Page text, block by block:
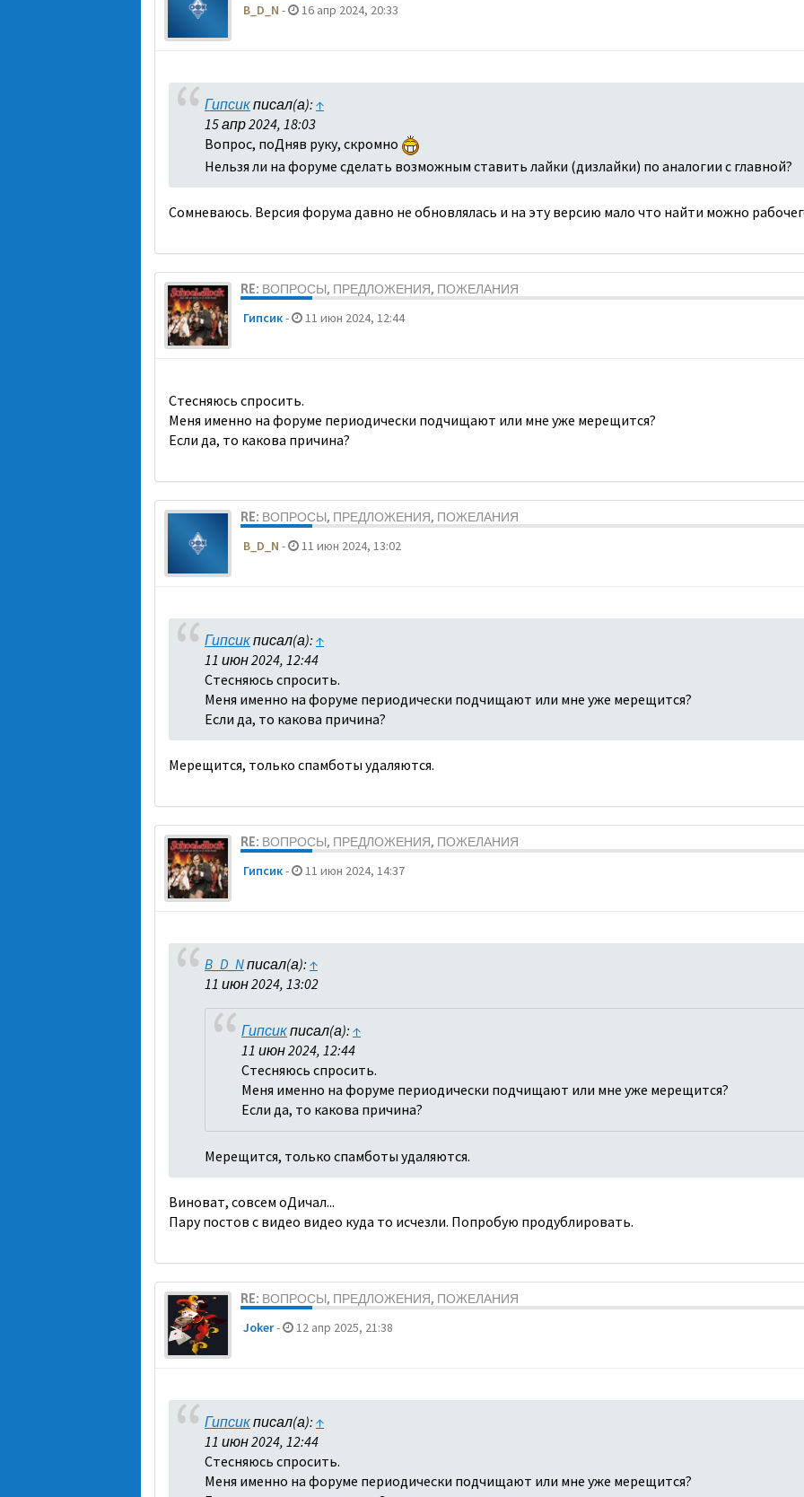
B_D_N - 16 апр 2024, 20:33
Гипсикписал(а): ↑
15 апр 2024, 18:03
Вопрос, поДняв руку, скромно
Нельзя ли на форуме сделать возможным ставить лайки (дизлайки) по аналогии с главной?
Сомневаюсь. Версия форума давно не обновлялась и на эту версию мало что найти можно
RE: ВОПРОСЫ, ПРЕДЛОЖЕНИЯ, ПОЖЕЛАНИЯ
Гипсик- 11 июн 2024, 12:44
Стесняюсь спросить.
Меня именно на форуме периодически подчищают или мне уже мерещится?
Если да, то какова причина?
RE: ВОПРОСЫ, ПРЕДЛОЖЕНИЯ, ПОЖЕЛАНИЯ
B_D_N - 11 июн 2024, 13:02
Гипсикписал(а): ↑
11 июн 2024, 12:44
Стесняюсь спросить.
Меня именно на форуме периодически подчищают или мне уже мерещится?
Если да, то какова причина?
Мерещится, только спамботы удаляются.
RE: ВОПРОСЫ, ПРЕДЛОЖЕНИЯ, ПОЖЕЛАНИЯ
Гипсик- 11 июн 2024, 14:37
B_D_Nписал(а): ↑
11 июн 2024, 13:02
Гипсикписал(а): ↑
11 июн 2024, 12:44
Стесняюсь спросить.
Меня именно на форуме периодически подчищают или мне уже мерещится?
Если да, то какова причина?
Мерещится, только спамботы удаляются.
Виноват, совсем оДичал...
Пару постов с видео видео куда то исчезли. Попробую продублировать.
RE: ВОПРОСЫ, ПРЕДЛОЖЕНИЯ, ПОЖЕЛАНИЯ
Joker- 12 апр 2025, 21:38
Гипсикписал(а): ↑
11 июн 2024, 12:44
Стесняюсь спросить.
Меня именно на форуме периодически подчищают или мне уже мерещится?